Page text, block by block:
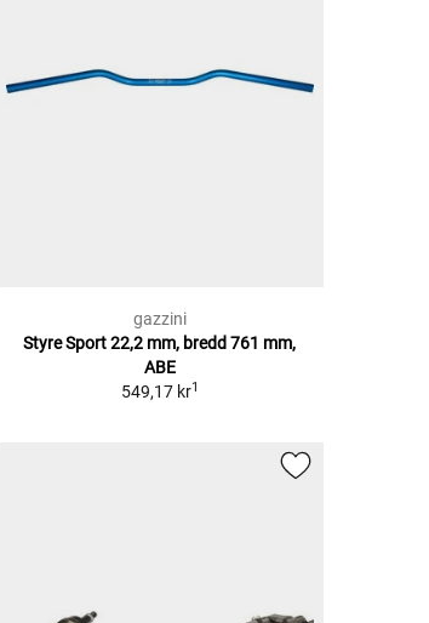
gazzini
Styre Sport 22,2 mm, bredd 761 mm,
ABE
549,17 kr1